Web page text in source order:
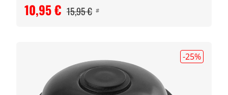
10,95 € 15,95 € #
-25%